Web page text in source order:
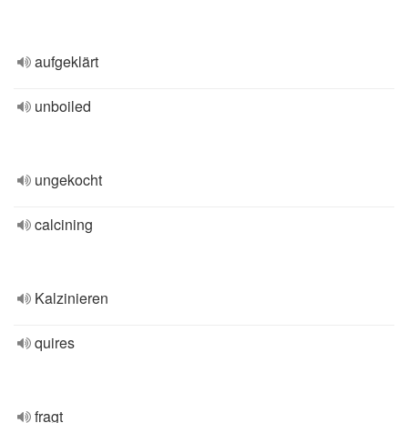
aufgeklärt
unboiled
ungekocht
calcining
Kalzinieren
quires
fragt